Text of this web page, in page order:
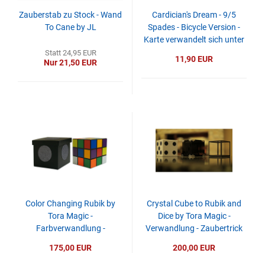
Zauberstab zu Stock - Wand
To Cane by JL
Statt 24,95 EUR
Nur 21,50 EUR
Cardician's Dream - 9/5
Spades - Bicycle Version -
Karte verwandelt sich unter
11,90 EUR
Color Changing Rubik by
Tora Magic -
Farbverwandlung -
175,00 EUR
Crystal Cube to Rubik and
Dice by Tora Magic -
Verwandlung - Zaubertrick
200,00 EUR